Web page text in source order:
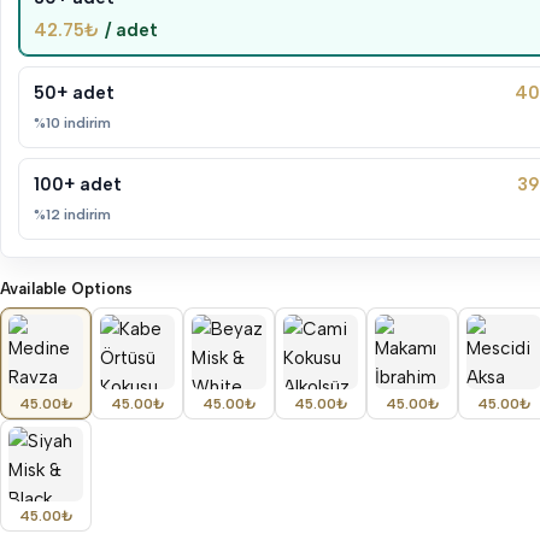
42.75₺ / adet
50+ adet
%10 indirim
100+ adet
%12 indirim
Available Options
45.00₺ 45.00₺ 45.00₺ 45.00₺ 45.00₺ 45.00₺
45.00₺